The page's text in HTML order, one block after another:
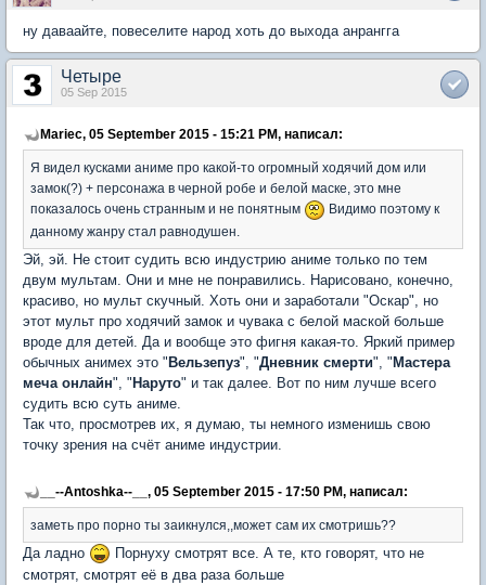
ну даваайте, повеселите народ хоть до выхода анрангга
Четыре
05 Sep 2015
Mariec, 05 September 2015 - 15:21 PM, написал:
Я видел кусками аниме про какой-то огромный ходячий дом или
замок(?) + персонажа в черной робе и белой маске, это мне
показалось очень странным и не понятным
Видимо поэтому к
данному жанру стал равнодушен.
Эй, эй. Не стоит судить всю индустрию аниме только по тем
двум мультам. Они и мне не понравились. Нарисовано, конечно,
красиво, но мульт скучный. Хоть они и заработали "Оскар", но
этот мульт про ходячий замок и чувака с белой маской больше
вроде для детей. Да и вообще это фигня какая-то. Яркий пример
обычных анимех это " Вельзепуз", "Дневник смерти", " Мастера
меча онлайн", " Наруто" и так далее. Вот по ним лучше всего
судить всю суть аниме.
Так что, просмотрев их, я думаю, ты немного изменишь свою
точку зрения на счёт аниме индустрии.
__--Antoshka--__, 05 September 2015 - 17:50 PM, написал:
заметь про порно ты заикнулся,,может сам их смотришь??
Да ладно
Порнуху смотрят все. А те, кто говорят, что не
смотрят, смотрят её в два раза больше